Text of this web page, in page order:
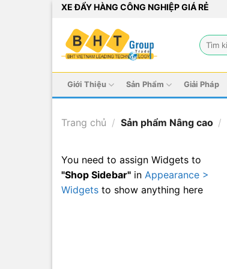
Bỏ
dung
XE ĐẨY HÀNG CÔNG NGHIỆP GIÁ RẺ
Tìm
kiếm:
Giới Thiệu Sản Phẩm Giải Pháp
Trang chủ / Sản phẩm Nâng cao /
You need to assign Widgets to
"Shop Sidebar" in Appearance >
Widgets to show anything here